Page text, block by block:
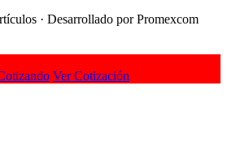
· Desarrollado por Promexcom
Ver Cotización